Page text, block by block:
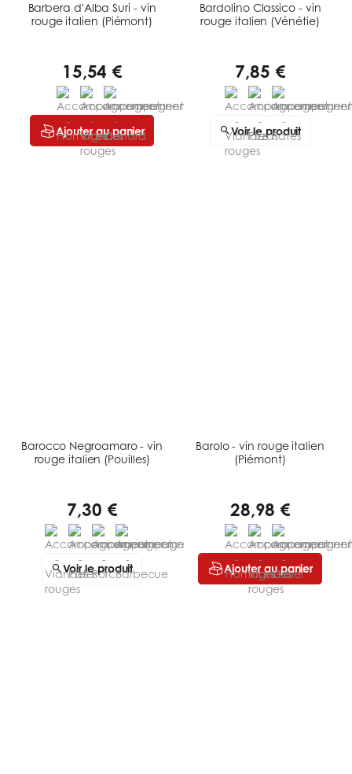
Barbera d'Alba Suri - vin
rouge italien (Piémont)
15,54 €
Ajouter au panier
Bardolino Classico - vin
rouge italien (Vénétie)
7,85 €
Voir le produit
Barocco Negroamaro - vin
rouge italien (Pouilles)
7,30 €
Voir le produit
Barolo - vin rouge italien
(Piémont)
28,98 €
Ajouter au panier